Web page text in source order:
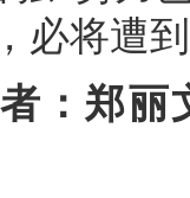
必将遭
：郑